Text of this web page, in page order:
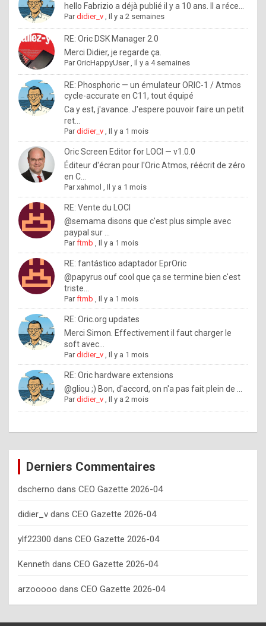
o
l
e
x
.
I
f
y
o
u
w
a
n
t
o
n
o
w
h
o
w
o
e
y
o
u
s
h
o
hello Fabrizio a déjà publié il y a 10 ans. Il a réce...
Pardidier_v ,Il y a 2 semaines
RE: Oric DSK Manager 2.0
Merci Didier, je regarde ça.
ParOricHappyUser,Il y a 4 semaines
RE: Phosphoric — un émulateur ORIC-1 / Atmos
cycle-accurate en C11, tout équipé
Ca y est, j'avance. J'espere pouvoir faire un petit
ret...
Pardidier_v ,Il y a 1 mois
Oric Screen Editor for LOCI — v1.0.0
Éditeur d'écran pour l'Oric Atmos, réécrit de zéro
en C...
Parxahmol ,Il y a 1 mois
RE: Vente du LOCI
@semama disons que c'est plus simple avec
paypal sur ...
Parftmb ,Il y a 1 mois
RE: fantástico adaptador EprOric
@papyrus ouf cool que ça se termine bien c'est
triste...
Parftmb ,Il y a 1 mois
RE: Oric.org updates
Merci Simon. Effectivement il faut charger le
soft avec...
Pardidier_v ,Il y a 1 mois
RE: Oric hardware extensions
@gliou ;) Bon, d'accord, on n'a pas fait plein de ...
Pardidier_v ,Il y a 2 mois
Derniers Commentaires
dscherno dans CEO Gazette 2026-04
didier_v dans CEO Gazette 2026-04
ylf22300 dans CEO Gazette 2026-04
Kenneth dans CEO Gazette 2026-04
arzooooo dans CEO Gazette 2026-04